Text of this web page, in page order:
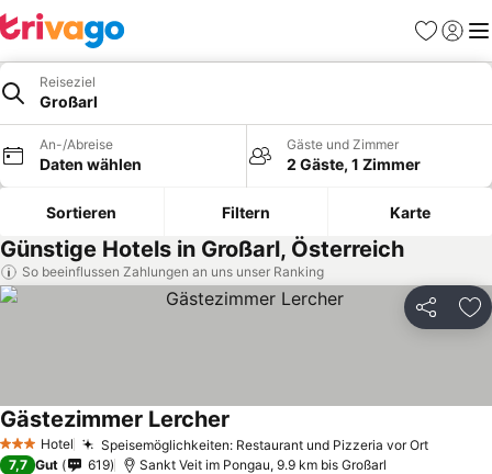
Favoriten
Reiseziel
Großarl
An-/Abreise
Daten wählen
Gäste und Zimmer
2 Gäste, 1 Zimmer
Sortieren Filtern Karte
Günstige Hotels in Großarl, Österreich
So beeinflussen Zahlungen an uns unser Ranking
Teilen
3 SterneHotel Speisemöglichkeiten: Restaurant und Pizzeria vor Ort
Gästezimmer Lercher
7,7 Gut 619 Sankt Veit im Pongau, 9.9 km bis Großarl